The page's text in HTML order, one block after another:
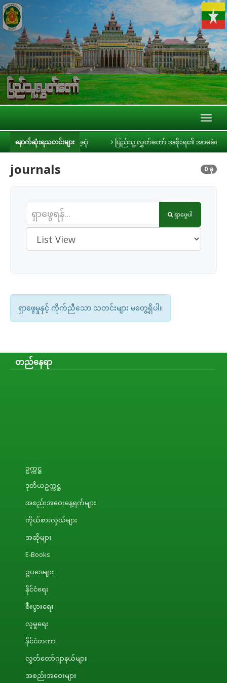
နောက်ဆုံးရသတင်းများ
းမီဒီယာများနှင့် တွေ့ဆုံ ပြည်သူ့လွှတ်တော် အစိုးရ၏ အာမခံချက်များ
journals 0 ခု
ရှာဖွေပါ
ရှာဖွေမှုနှင့် ကိုက်ညီသော သတင်းများ မတွေ့ရှိပါ။
တည်နေရာ
ဥက္ကဋ္ဌ
ဒုတိယဥက္ကဋ္ဌ
အစည်းအဝေးနေ့ရက်များ
ကိုယ်စားလှယ်များ
အဆိုများ
E-Books
ဥပဒေများ
နိုင်ငံရေး
စီးပွားရေး
လူမှုရေး
နိုင်ငံတကာ
လွှတ်တော်ဂျာနယ်များ
အစည်းအဝေးများ